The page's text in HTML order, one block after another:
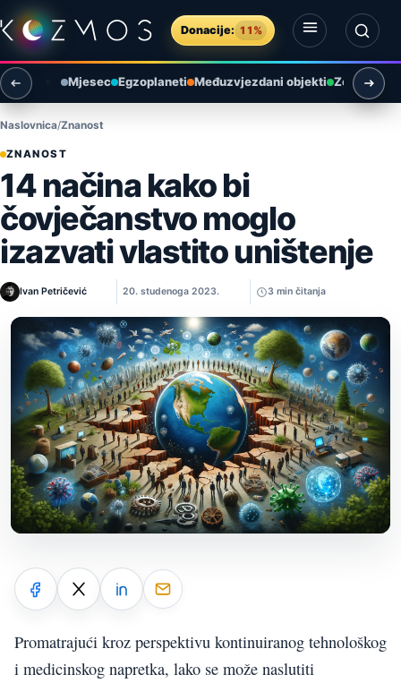
Preskoči na sadržaj
Donacije: 11%
Otvori izbornik
Otvori pretragu
Mjesec Egzoplaneti Međuzvjezdani objekti Zemlja i
Naslovnica Znanost
ZNANOST
14 načina kako bi
čovječanstvo moglo
izazvati vlastito uništenje
Ivan Petričević 20. studenoga 2023. 3 min čitanja
Promatrajući kroz perspektivu kontinuiranog tehnološkog
i medicinskog napretka, lako se može naslutiti